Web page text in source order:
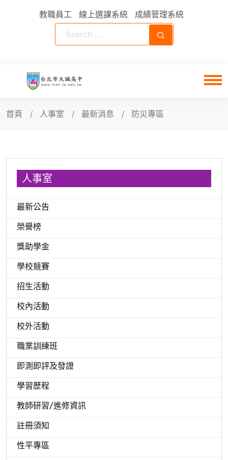
教職員工 線上選課系統 成績管理系統
首頁 人事室 最新消息 防災專區
人事室
最新公告
榮譽榜
獎助學金
學校競賽
招生活動
校內活動
校外活動
職業訓練班
即測即評及發證
學習歷程
教師研習/進修資訊
註冊須知
性平專區